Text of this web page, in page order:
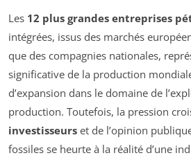
Les 12 plus grandes entreprises
intégrées, issus des marchés
que des compagnies nationales,
significative de la production
d’expansion dans le domaine de
production. Toutefois, la pression
investisseurs et de l’opinion
fossiles se heurte à la réalité d’une